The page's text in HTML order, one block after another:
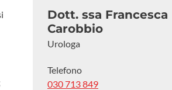
Dott. ssa Francesca
Carobbio
Urologa
Telefono
030 713 849